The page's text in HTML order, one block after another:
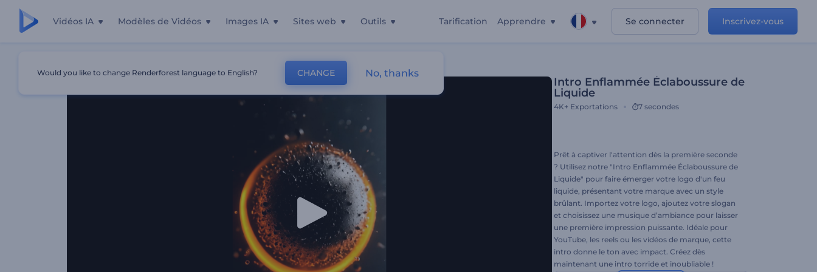
Vidéos IA Modèles de Vidéos Images IA Sites web Outils Tarification Apprendre Se connecter Inscrivez-vous
Intro Enflammée Éclaboussure De Liquide
Intro Enflammée Éclaboussure de
Liquide
4K+ Exportations 7 secondes
Prêt à captiver l'attention dès la première seconde
? Utilisez notre "Intro Enflammée Éclaboussure de
Liquide" pour faire émerger votre logo d'un feu
liquide, présentant votre marque avec un style
brûlant. Importez votre logo, ajoutez votre slogan
et choisissez une musique d’ambiance pour laisser
une première impression puissante. Idéale pour
YouTube, les reels ou les vidéos de marque, cette
intro donne le ton avec impact. Créez dès
maintenant une intro torride et inoubliable !
Would you like to change Renderforest language to English? CHANGE No, thanks